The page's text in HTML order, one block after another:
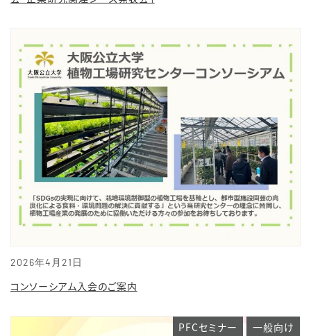
2026年4月21日
コンソーシアム入会のご案内
PFCセミナー 一般向け